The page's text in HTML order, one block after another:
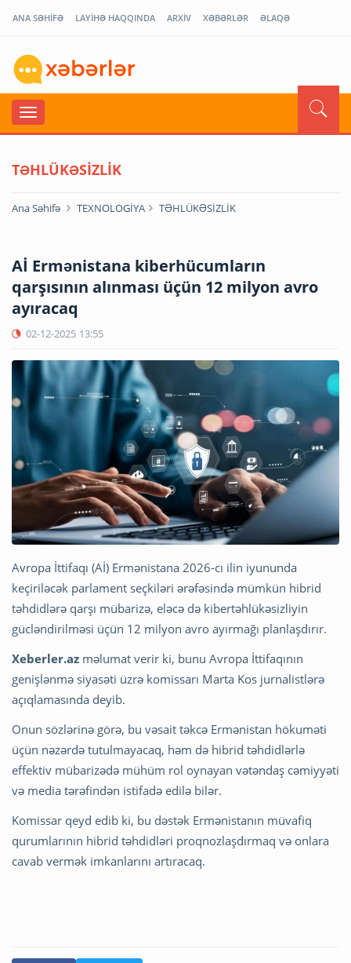
ANA SƏHİFƏ LAYİHƏ HAQQINDA ARXİV XƏBƏRLƏR ƏLAQƏ
TƏHLÜKƏSİZLİK
Ana Səhifə TEXNOLOGİYA TƏHLÜKƏSİZLİK
Aİ Ermənistana kiberhücumların
qarşısının alınması üçün 12 milyon avro
ayıracaq
02-12-2025 13:55
Avropa İttifaqı (Aİ) Ermənistana 2026-cı ilin iyununda
keçiriləcək parlament seçkiləri ərəfəsində mümkün hibrid
təhdidlərə qarşı mübarizə, eləcə də kibertəhlükəsizliyin
gücləndirilməsi üçün 12 milyon avro ayırmağı planlaşdırır.
Xeberler.az məlumat verir ki, bunu Avropa İttifaqının
genişlənmə siyasəti üzrə komissarı Marta Kos jurnalistlərə
açıqlamasında deyib.
Onun sözlərinə görə, bu vəsait təkcə Ermənistan hökuməti
üçün nəzərdə tutulmayacaq, həm də hibrid təhdidlərlə
effektiv mübarizədə mühüm rol oynayan vətəndaş cəmiyyəti
və media tərəfindən istifadə edilə bilər.
Komissar qeyd edib ki, bu dəstək Ermənistanın müvafiq
qurumlarının hibrid təhdidləri proqnozlaşdırmaq və onlara
cavab vermək imkanlarını artıracaq.